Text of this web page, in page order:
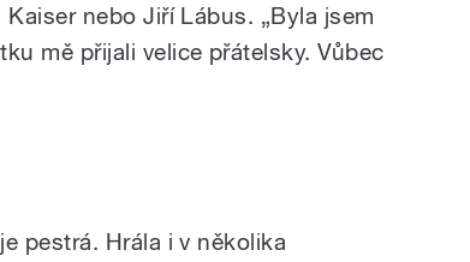
nebo Jiří Lábus. „Byla jsem
mě přijali velice přátelsky. Vůbec
pestrá. Hrála i v několika